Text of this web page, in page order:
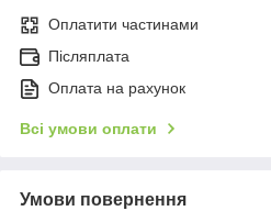
Оплатити частинами
Післяплата
Оплата на рахунок
Всі умови оплати
Умови повернення